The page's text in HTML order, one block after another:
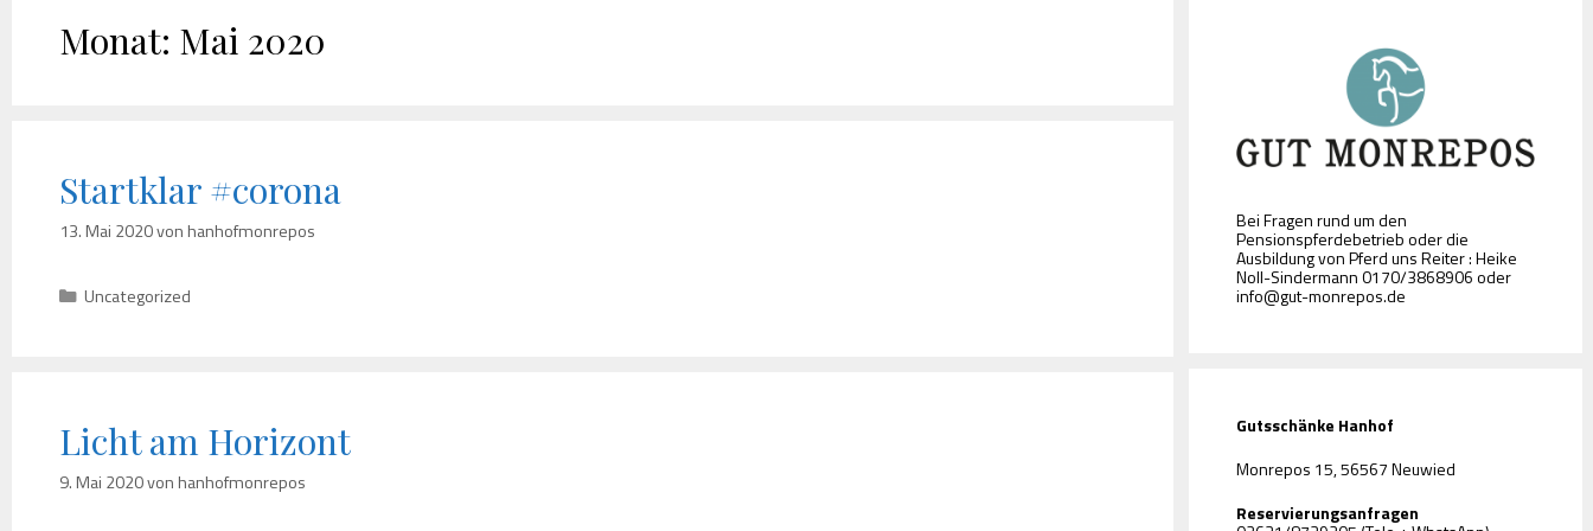
Monat: Mai 2020
Startklar #corona
13. Mai 2020vonhanhofmonrepos
Kategorien
Uncategorized
Licht am Horizont
9. Mai 2020vonhanhofmonrepos
Bei Fragen rund um den
Pensionspferdebetrieb oder die
Ausbildung von Pferd uns Reiter : Heike
Noll-Sindermann 0170/3868906 oder
info@gut-monrepos.de
Gutsschänke Hanhof
Monrepos 15, 56567 Neuwied
Reservierungsanfragen